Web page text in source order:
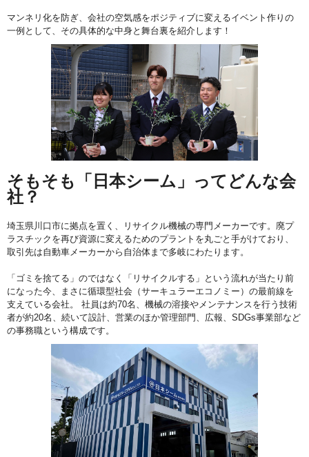
マンネリ化を防ぎ、会社の空気感をポジティブに変えるイベント作りの
一例として、その具体的な中身と舞台裏を紹介します！
そもそも「日本シーム」ってどんな会
社？
埼玉県川口市に拠点を置く、リサイクル機械の専門メーカーです。廃プ
ラスチックを再び資源に変えるためのプラントを丸ごと手がけており、
取引先は自動車メーカーから自治体まで多岐にわたります。
「ゴミを捨てる」のではなく「リサイクルする」という流れが当たり前
になった今、まさに循環型社会（サーキュラーエコノミー）の最前線を
支えている会社。 社員は約70名、機械の溶接やメンテナンスを行う技術
者が約20名、続いて設計、営業のほか管理部門、広報、SDGs事業部など
の事務職という構成です。